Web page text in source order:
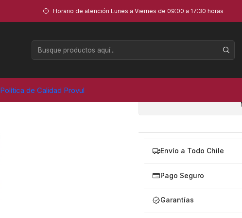
Política de Calidad Provul
Horario de atención Lunes a Viernes de 09:00 a 17:30 horas
Envío a Todo Chile
Pago Seguro
Garantías